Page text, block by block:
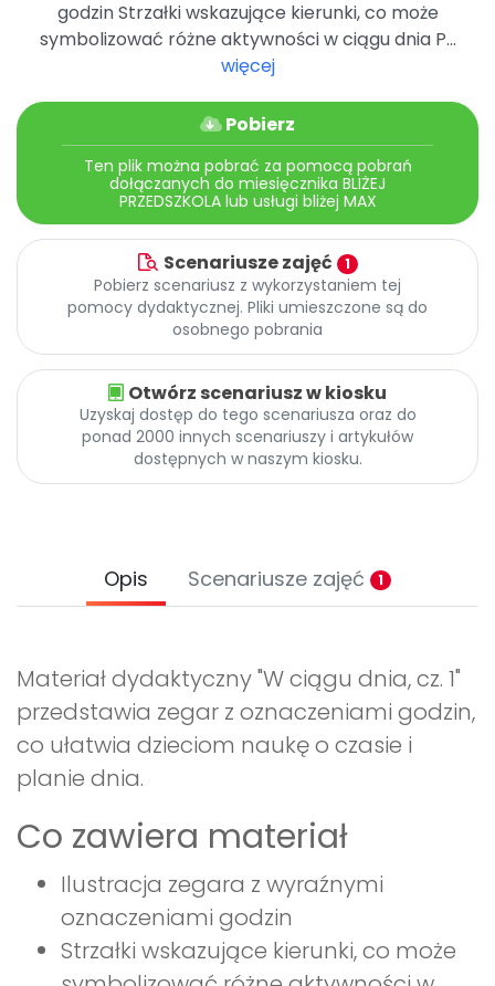
Archiwalne numery
Promocje
godzin Strzałki wskazujące kierunki, co może
symbolizować różne aktywności w ciągu dnia P...
więcej
Pobierz
Ten plik można pobrać za pomocą pobrań
dołączanych do miesięcznika BLIŻEJ
PRZEDSZKOLA lub usługi bliżej MAX
Scenariusze zajęć 1
Pobierz scenariusz z wykorzystaniem tej
pomocy dydaktycznej. Pliki umieszczone są do
osobnego pobrania
Otwórz scenariusz w kiosku
Uzyskaj dostęp do tego scenariusza oraz do
ponad 2000 innych scenariuszy i artykułów
dostępnych w naszym kiosku.
Opis Scenariusze zajęć 1
Materiał dydaktyczny "W ciągu dnia, cz. 1"
przedstawia zegar z oznaczeniami godzin,
co ułatwia dzieciom naukę o czasie i
planie dnia.
Co zawiera materiał
Ilustracja zegara z wyraźnymi
oznaczeniami godzin
Strzałki wskazujące kierunki, co może